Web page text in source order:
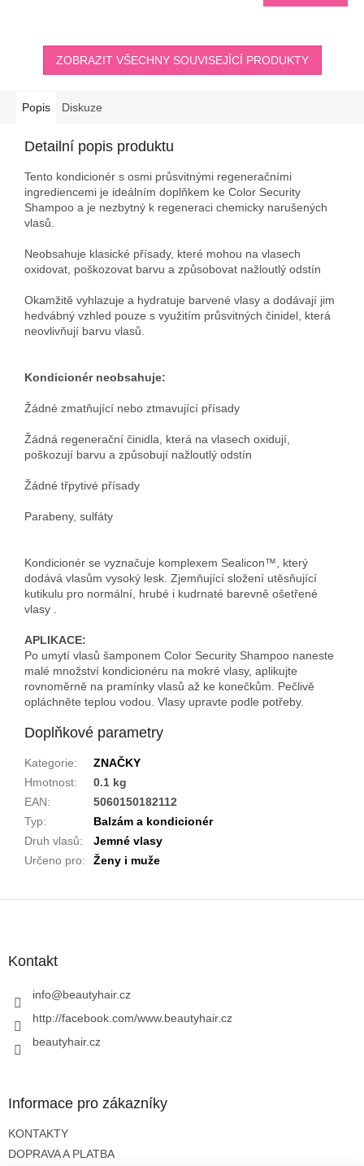
ZOBRAZIT VŠECHNY SOUVISEJÍCÍ PRODUKTY
Popis Diskuze
Detailní popis produktu
Tento kondicionér s osmi průsvitnými regeneračními
ingrediencemi je ideálním doplňkem ke Color Security
Shampoo a je nezbytný k regeneraci chemicky narušených
vlasů.
Neobsahuje klasické přísady, které mohou na vlasech
oxidovat, poškozovat barvu a způsobovat nažloutlý odstín
Okamžitě vyhlazuje a hydratuje barvené vlasy a dodávají jim
hedvábný vzhled pouze s využitím průsvitných činidel, která
neovlivňují barvu vlasů.
Kondicionér neobsahuje:
Žádné zmatňující nebo ztmavující přísady
Žádná regenerační činidla, která na vlasech oxidují,
poškozují barvu a způsobují nažloutlý odstín
Žádné třpytivé přísady
Parabeny, sulfáty
Kondicionér se vyznačuje komplexem Sealicon™, který
dodává vlasům vysoký lesk. Zjemňující složení utěsňující
kutikulu pro normální, hrubé i kudrnaté barevně ošetřené
vlasy .
APLIKACE:
Po umytí vlasů šamponem Color Security Shampoo naneste
malé množství kondicionéru na mokré vlasy, aplikujte
rovnoměrně na pramínky vlasů až ke konečkům. Pečlivě
opláchněte teplou vodou. Vlasy upravte podle potřeby.
Doplňkové parametry
Kategorie:
ZNAČKY
Hmotnost:
0.1 kg
EAN:
5060150182112
Typ:
Balzám a kondicionér
Druh vlasů:
Jemné vlasy
Určeno pro: Ženy i muže
Kontakt
info@beautyhair.cz
http://facebook.com/www.beautyhair.cz
beautyhair.cz
Informace pro zákazníky
KONTAKTY
DOPRAVA A PLATBA